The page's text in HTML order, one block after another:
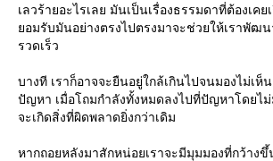
เลวร้ายอะไรเลย มันเป็นเรื่องธรรมดาที่ต้องเค
อมรับมันอย่างตรงไปตรงมาจะช่วยให้เราพัฒน
รวดเร็ว
บางที เราก็อาจจะยืนอยู่ใกล้เกินไปจนมองไม่เห็
ปัญหา เมื่อโถมกำลังทั้งหมดลงไปที่ปัญหาโดยไ
จะเกิดสิ่งที่ผิดพลาดยิ่งกว่าเดิม
หากถอยหลังมาสักหน่อยเราจะมีมุมมองที่กว้าง